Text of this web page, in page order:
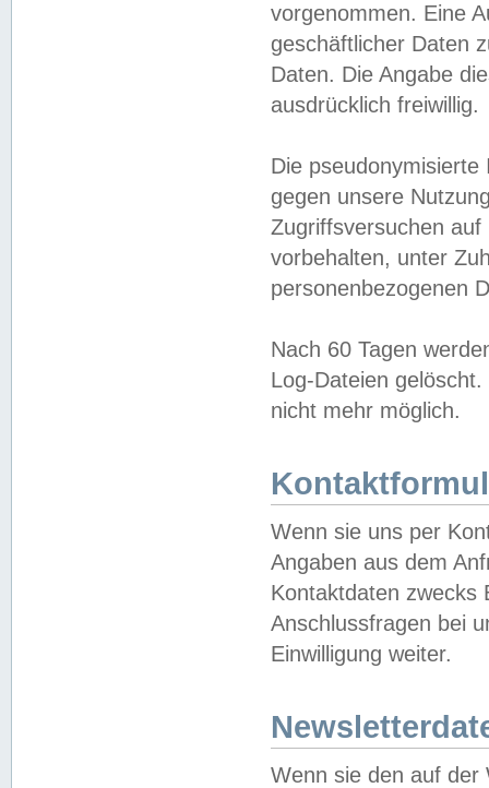
vorgenommen. Eine
geschäftlicher Daten
Daten. Die Angabe
ausdrücklich freiwillig.
Die
gegen unsere
Zugriffsversuchen
vorbehalten, unter
personenbezogenen
Nach 60 Tagen
Log-Dateien
nicht mehr möglich.
Wenn sie uns per
Angaben aus dem
Kontaktdaten zwecks
Anschlussfragen bei
Einwilligung weiter.
Wenn sie den auf der